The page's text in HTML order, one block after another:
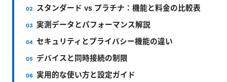
スタンダード vs プラチナ：機能と料金の比較表
実測データとパフォーマンス解説
セキュリティとプライバシー機能の違い
デバイスと同時接続の制限
実用的な使い方と設定ガイド